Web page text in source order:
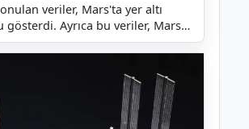
veriler, Mars'ta yer altı
Ayrıca bu veriler, Mars
uzay aracından geldi. Uzay ar...